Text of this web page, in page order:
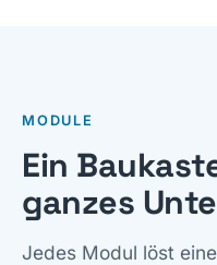
MODULE
Ein
ganzes
Jedes Modul löst